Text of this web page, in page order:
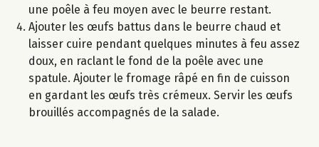
une poêle à feu moyen avec le beurre restant.
Ajouter les œufs battus dans le beurre chaud et
laisser cuire pendant quelques minutes à feu assez
doux, en raclant le fond de la poêle avec une
spatule. Ajouter le fromage râpé en fin de cuisson
en gardant les œufs très crémeux. Servir les œufs
brouillés accompagnés de la salade.